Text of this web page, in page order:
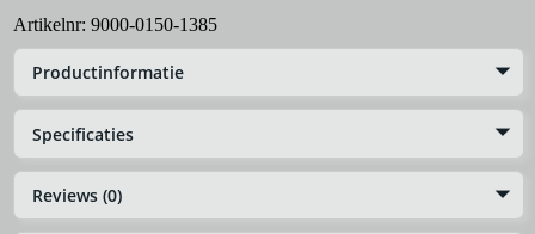
Artikelnr: 9000-0150-1385
Productinformatie
Specificaties
Reviews (0)